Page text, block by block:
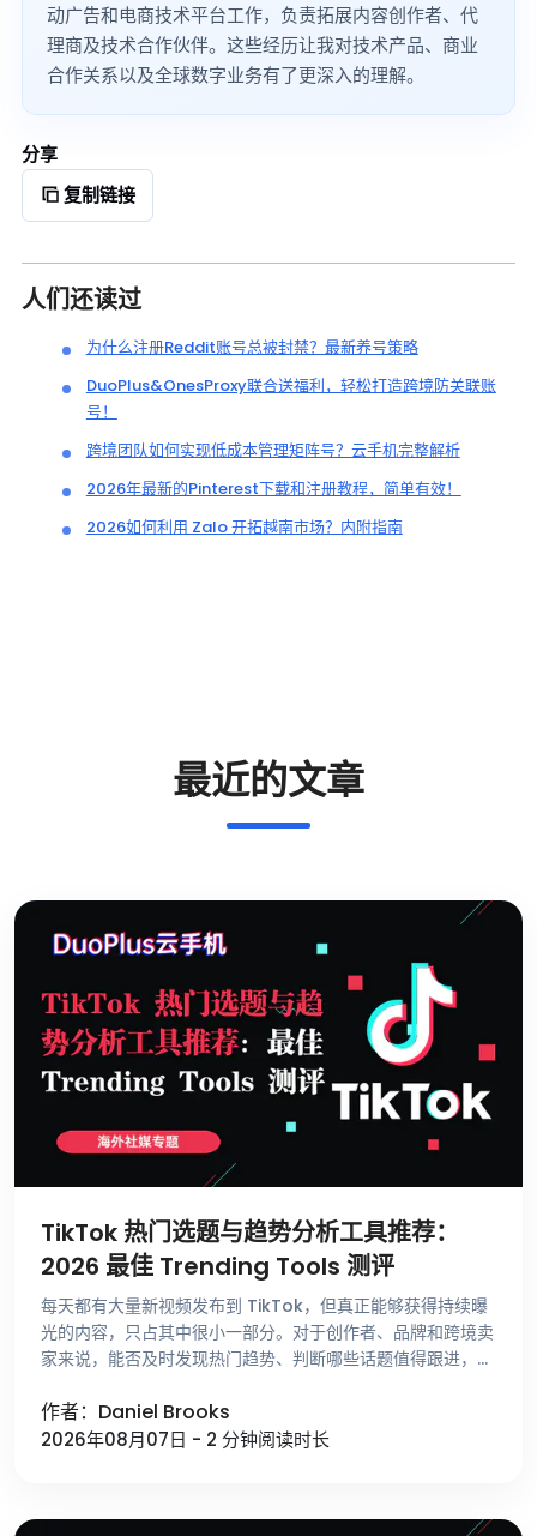
动广告和电商技术平台工作，负责拓展内容创作者、代
理商及技术合作伙伴。这些经历让我对技术产品、商业
合作关系以及全球数字业务有了更深入的理解。
分享
复制链接
人们还读过
为什么注册Reddit账号总被封禁？最新养号策略
DuoPlus&OnesProxy联合送福利，轻松打造跨境防关联账
号！
跨境团队如何实现低成本管理矩阵号？云手机完整解析
2026年最新的Pinterest下载和注册教程，简单有效！
2026如何利用 Zalo 开拓越南市场？内附指南
最近的文章
TikTok 热门选题与趋势分析工具推荐：
2026 最佳 Trending Tools 测评
每天都有大量新视频发布到 TikTok，但真正能够获得持续曝
光的内容，只占其中很小一部分。对于创作者、品牌和跨境卖
家来说，能否及时发现热门趋势、判断哪些话题值得跟进，比
赖刷 For …
作者：Daniel Brooks
2026年08月07日 - 2 分钟阅读时长